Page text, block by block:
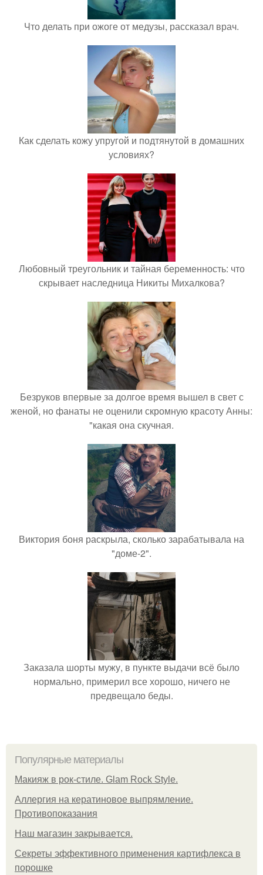
Что делать при ожоге от медузы, рассказал врач.
Как сделать кожу упругой и подтянутой в домашних
условиях?
Любовный треугольник и тайная беременность: что
скрывает наследница Никиты Михалкова?
Безруков впервые за долгое время вышел в свет с
женой, но фанаты не оценили скромную красоту Анны:
"какая она скучная.
Виктория боня раскрыла, сколько зарабатывала на
"доме-2".
Заказала шорты мужу, в пункте выдачи всё было
нормально, примерил все хорошо, ничего не
предвещало беды.
Популярные материалы
Макияж в рок-стиле. Glam Rock Style.
Аллергия на кератиновое выпрямление.
Противопоказания
Нaш магaзин зaкрывaeтся.
Секреты эффективного применения картифлекса в
порошке